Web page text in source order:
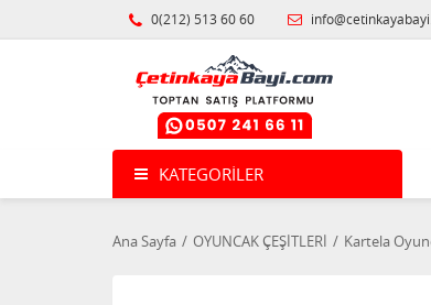
0(212) 513 60 60
KATEGORILER
Ana Sayfa OYUNCAK ÇEŞİTLERİ Kartela